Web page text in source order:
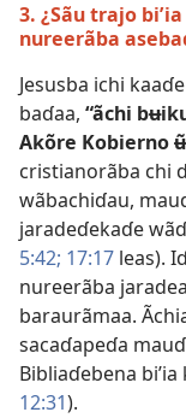
3. ¿Sãu trajo
nureerãba
Jesusba ichi
baɗaa, “ãchi
Akõre Kobierno
cristianorãba chi
wãbachiɗau,
jaradeɗekaɗe
5:42; 17:17 leas).
nureerãba
baraurãmaa.
sacaɗapeɗa
Bibliaɗebena
12:31).